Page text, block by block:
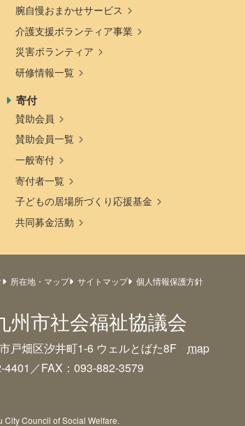
腕自慢おまかせサービス
介護支援ボランティア事業
災害ボランティア
研修情報一覧
寄付
賛助会員
賛助会員一覧
一般寄付
寄付者一覧
子どもの居場所づくり応援基金
共同募金活動
所在地・マップ サイトマップ 個人情報保護方針
州市社会福祉協議会
戸畑区汐井町1-6 ウェルとばた8F map
4401／FAX：093-882-3579
City Council of Social Welfare.